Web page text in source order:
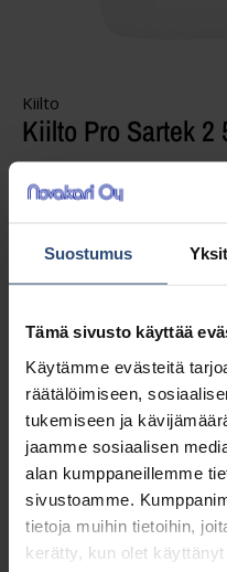
Suostumus
Tämä sivusto käyttää
Käytämme evästeitä
räätälöimiseen,
tukemiseen ja
jaamme sosiaalisen
alan kumppaneillemme
sivustoamme.
tietoja muihin tietoihin,
kerätty, kun olet käyttänyt
Kiilto
Kiilto Pro Sartek 2
Puhdistusaine öljy-
ja konemenetelmin
korjaamoissa.
46,06€ alv 0%
(57,81€ sis. alv 25.5%)
Täydessä laatikossa 3 ast